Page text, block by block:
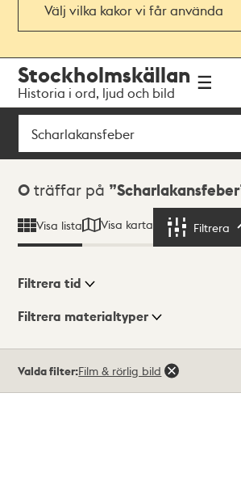
Välj vilka kakor vi får använda
navigationen
huvudinnehållet
Stockholmskällan
Historia i ord, ljud och bild
Sök
Sökresultat
0 träffar på Scharlakansfeber
Visa lista Visa karta Filtrera
Visningsläge
Filtrera tid
Filtrera materialtyper
träffar
Valda filter:Film & rörlig bild